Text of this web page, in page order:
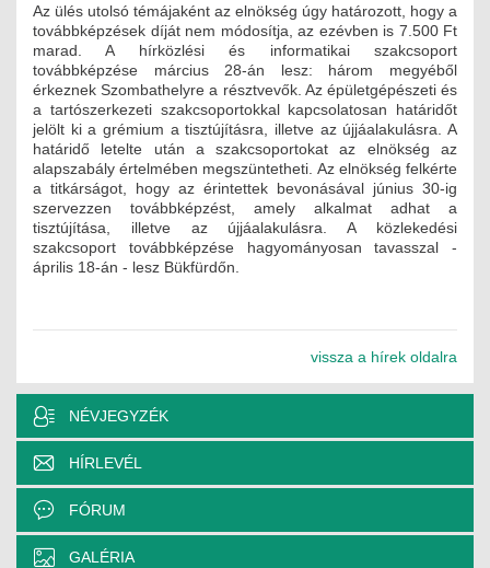
Az ülés utolsó témájaként az elnökség úgy határozott, hogy a
továbbképzések díját nem módosítja, az ezévben is 7.500 Ft
marad. A hírközlési és informatikai szakcsoport
továbbképzése március 28-án lesz: három megyéből
érkeznek Szombathelyre a résztvevők. Az épületgépészeti és
a tartószerkezeti szakcsoportokkal kapcsolatosan határidőt
jelölt ki a grémium a tisztújításra, illetve az újjáalakulásra. A
határidő letelte után a szakcsoportokat az elnökség az
alapszabály értelmében megszüntetheti. Az elnökség felkérte
a titkárságot, hogy az érintettek bevonásával június 30-ig
szervezzen továbbképzést, amely alkalmat adhat a
tisztújítása, illetve az újjáalakulásra. A közlekedési
szakcsoport továbbképzése hagyományosan tavasszal -
április 18-án - lesz Bükfürdőn.
vissza a hírek oldalra
NÉVJEGYZÉK
HÍRLEVÉL
FÓRUM
GALÉRIA